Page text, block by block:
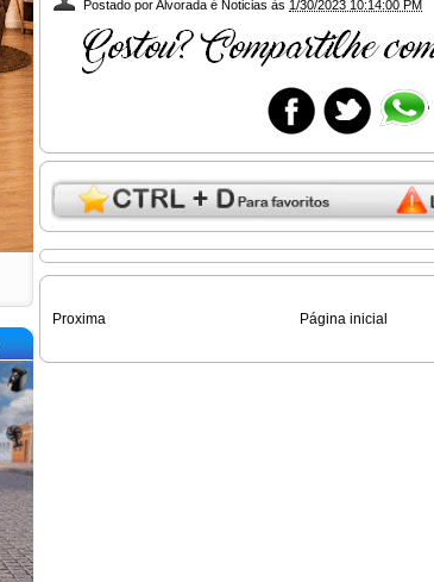
Postado porAlvorada é Noticias às 1/30/2023 10:14:00 PM
Proxima Página inicial